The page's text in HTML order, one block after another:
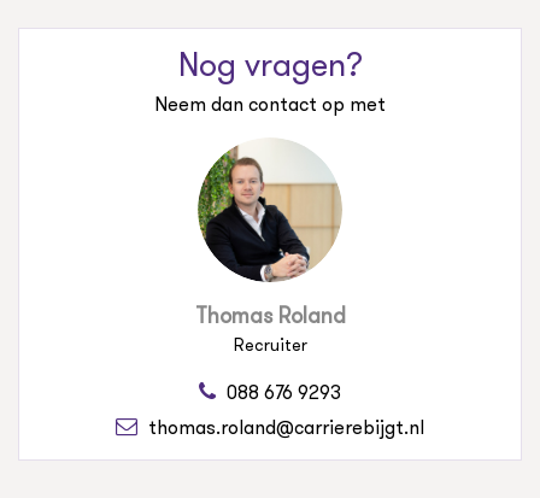
Nog vragen?
Neem dan contact op met
Thomas Roland
Recruiter
088 676 9293
thomas.roland@carrierebijgt.nl